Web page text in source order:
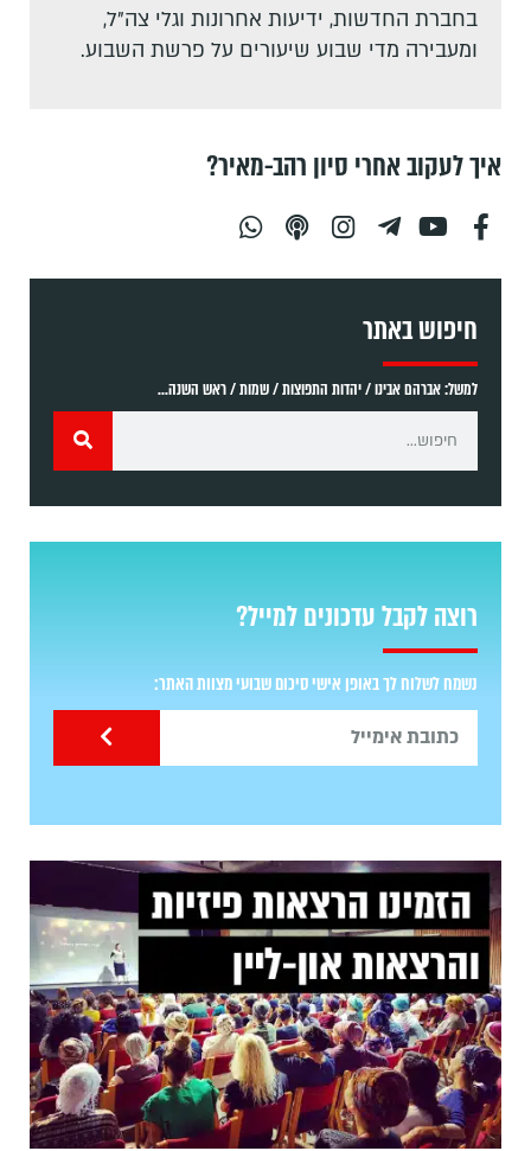
בחברת החדשות, ידיעות אחרונות וגלי צה"ל,
ומעבירה מדי שבוע שיעורים על פרשת השבוע.
איך לעקוב אחרי סיון רהב-מאיר?
חיפוש באתר
למשל: אברהם אבינו / יהדות התפוצות / שמות / ראש השנה...
רוצה לקבל עדכונים למייל?
נשמח לשלוח לך באופן אישי סיכום שבועי מצוות האתר: